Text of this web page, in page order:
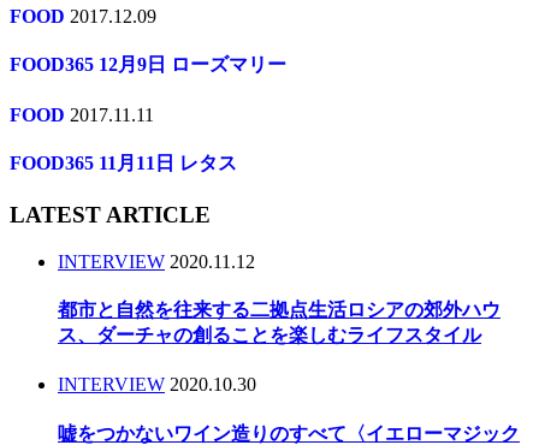
FOOD 2017.12.09
FOOD365 12月9日 ローズマリー
FOOD 2017.11.11
FOOD365 11月11日 レタス
LATEST ARTICLE
INTERVIEW 2020.11.12
都市と自然を往来する二拠点生活ロシアの郊外ハウ
ス、ダーチャの創ることを楽しむライフスタイル
INTERVIEW 2020.10.30
嘘をつかないワイン造りのすべて〈イエローマジック